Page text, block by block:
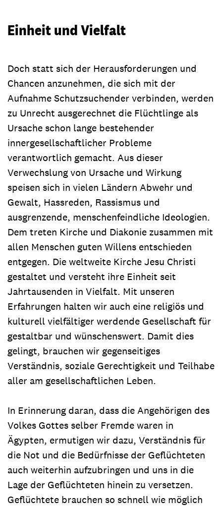
Einheit und Vielfalt
Doch statt sich der Herausforderungen und
Chancen anzunehmen, die sich mit der
Aufnahme Schutzsuchender verbinden, werden
zu Unrecht ausgerechnet die Flüchtlinge als
Ursache schon lange bestehender
innergesellschaftlicher Probleme
verantwortlich gemacht. Aus dieser
Verwechslung von Ursache und Wirkung
speisen sich in vielen Ländern Abwehr und
Gewalt, Hassreden, Rassismus und
ausgrenzende, menschenfeindliche Ideologien.
Dem treten Kirche und Diakonie zusammen mit
allen Menschen guten Willens entschieden
entgegen. Die weltweite Kirche Jesu Christi
gestaltet und versteht ihre Einheit seit
Jahrtausenden in Vielfalt. Mit unseren
Erfahrungen halten wir auch eine religiös und
kulturell vielfältiger werdende Gesellschaft für
gestaltbar und wünschenswert. Damit dies
gelingt, brauchen wir gegenseitiges
Verständnis, soziale Gerechtigkeit und Teilhabe
aller am gesellschaftlichen Leben.
In Erinnerung daran, dass die Angehörigen des
Volkes Gottes selber Fremde waren in
Ägypten, ermutigen wir dazu, Verständnis für
die Not und die Bedürfnisse der Geflüchteten
auch weiterhin aufzubringen und uns in die
Lage der Geflüchteten hinein zu versetzen.
Geflüchtete brauchen so schnell wie möglich